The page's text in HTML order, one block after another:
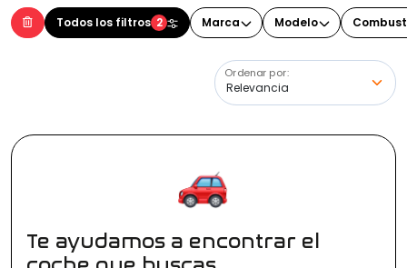
Todos los filtros 2 Marca Modelo
Ordenar por:
(Elige uno o varios modelos)
Te ayudamos a encontrar el